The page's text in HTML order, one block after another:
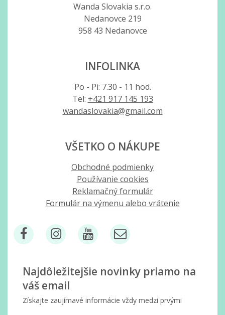
Wanda Slovakia s.r.o.
Nedanovce 219
958 43 Nedanovce
INFOLINKA
Po - Pi: 7.30 - 11 hod.
Tel: +421 917 145 193
wandaslovakia@gmail.com
VŠETKO O NÁKUPE
Obchodné podmienky
Používanie cookies
Reklamačný formulár
Formulár na výmenu alebo vrátenie
Najdôležitejšie novinky priamo na
váš email
Získajte zaujímavé informácie vždy medzi prvými